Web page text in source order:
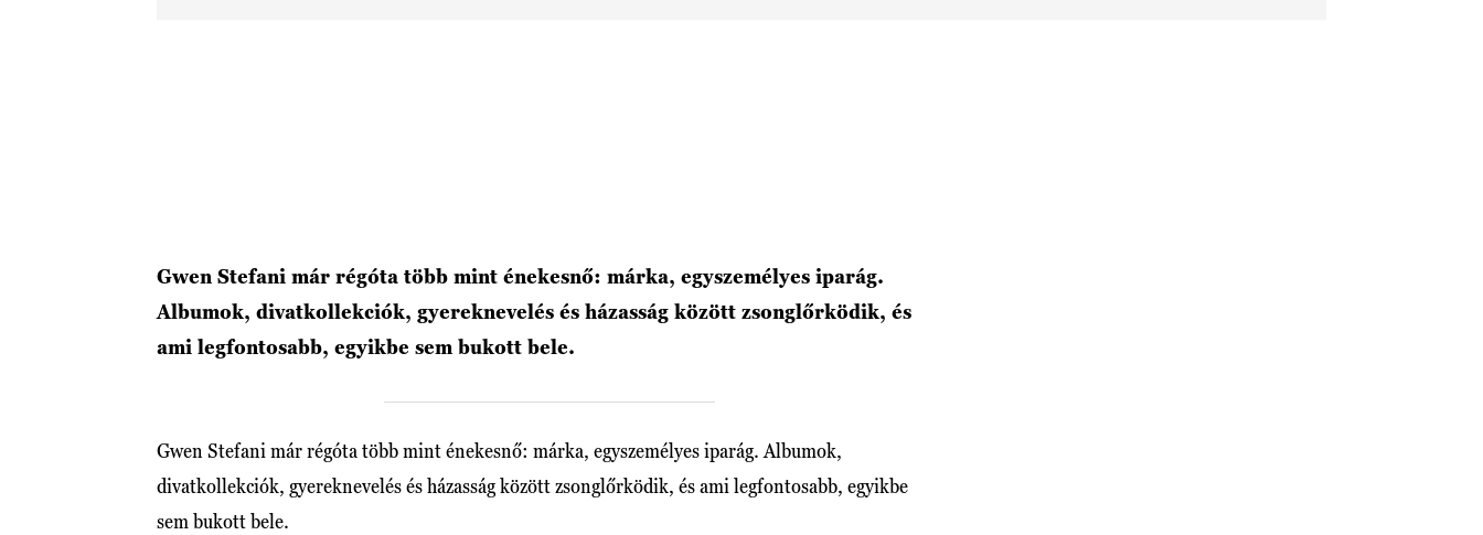
Gwen Stefani már régóta több mint énekesnő: márka, egyszemélyes iparág.
Albumok, divatkollekciók, gyereknevelés és házasság között zsonglőrködik, és
ami legfontosabb, egyikbe sem bukott bele.
Gwen Stefani már régóta több mint énekesnő: márka, egyszemélyes iparág. Albumok,
divatkollekciók, gyereknevelés és házasság között zsonglőrködik, és ami legfontosabb, egyikbe
sem bukott bele.